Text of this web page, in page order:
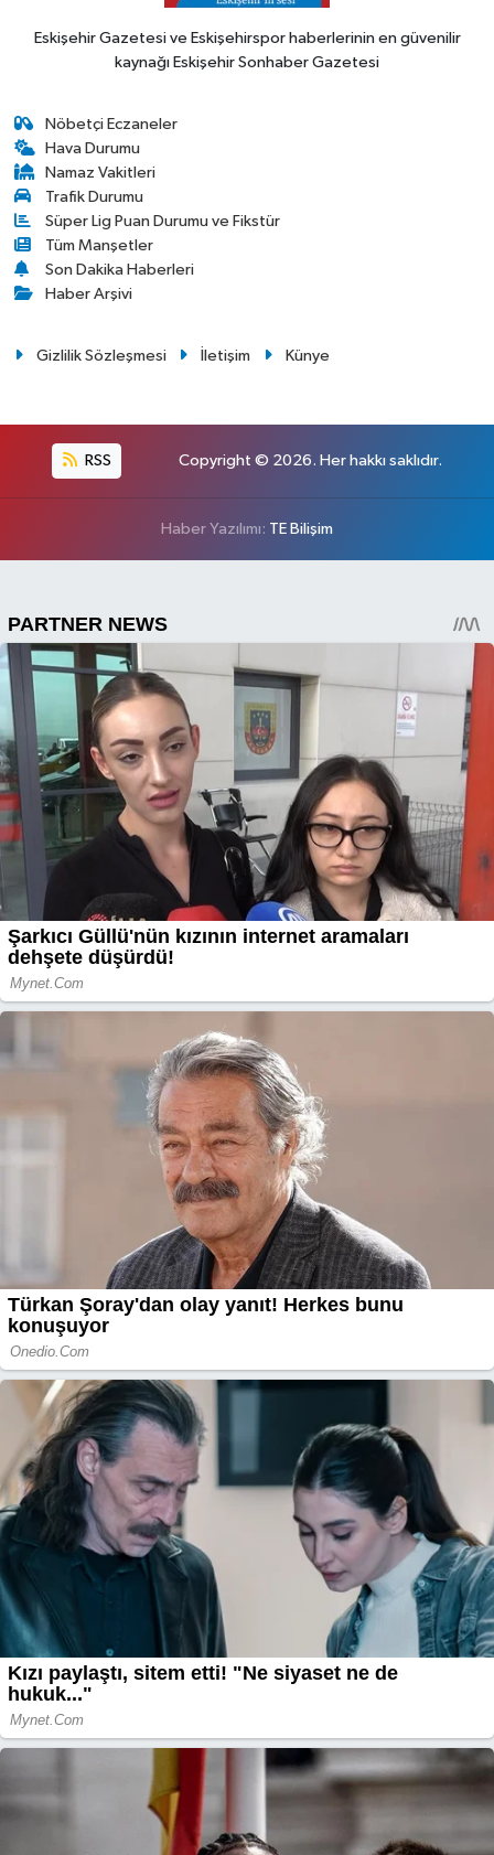
Eskişehir Gazetesi ve Eskişehirspor haberlerinin en güvenilir
kaynağı Eskişehir Sonhaber Gazetesi
Nöbetçi Eczaneler
Hava Durumu
Namaz Vakitleri
Trafik Durumu
Süper Lig Puan Durumu ve Fikstür
Tüm Manşetler
Son Dakika Haberleri
Haber Arşivi
Gizlilik Sözleşmesi İletişim Künye
RSS Copyright © 2026. Her hakkı saklıdır.
Haber Yazılımı: TE Bilişim